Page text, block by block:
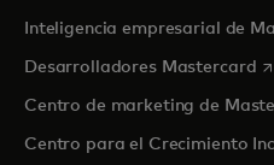
Inteligencia empresarial de
Desarrolladores Mastercard
Centro de marketing de
Centro para el Crecimiento